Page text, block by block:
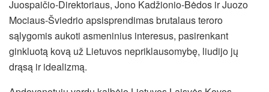
Juospaičio-Direktoriaus, Jono Kadžionio-Bėdos ir Juozo
Mociaus-Šviedrio apsisprendimas brutalaus teroro
sąlygomis aukoti asmeninius interesus, pasirenkant
ginkluotą kovą už Lietuvos nepriklausomybę, liudijo jų
drąsą ir idealizmą.